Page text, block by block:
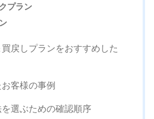
プラン
戻しプランをおすすめした
客様の事例
選ぶための確認順序